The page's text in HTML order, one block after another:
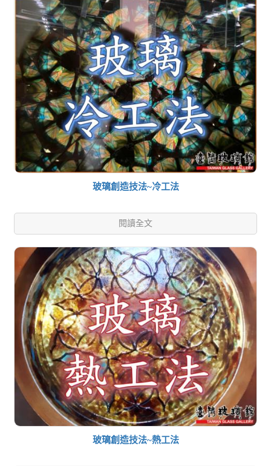
玻璃創造技法~冷工法
閱讀全文
玻璃創造技法~熱工法